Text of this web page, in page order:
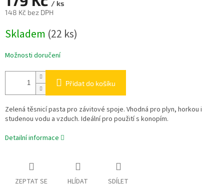
/ ks
148 Kč bez DPH
cena:
Skladem (22 ks)
Možnosti doručení
Přidat do košíku
Zelená těsnicí pasta pro závitové spoje. Vhodná pro plyn, horkou i
studenou vodu a vzduch. Ideální pro použití s konopím.
Detailní informace
ZEPTAT SE HLÍDAT SDÍLET